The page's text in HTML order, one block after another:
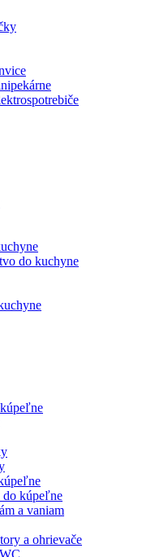
do kuchyne
do kúpeľne
a vaniam
a ohrievače